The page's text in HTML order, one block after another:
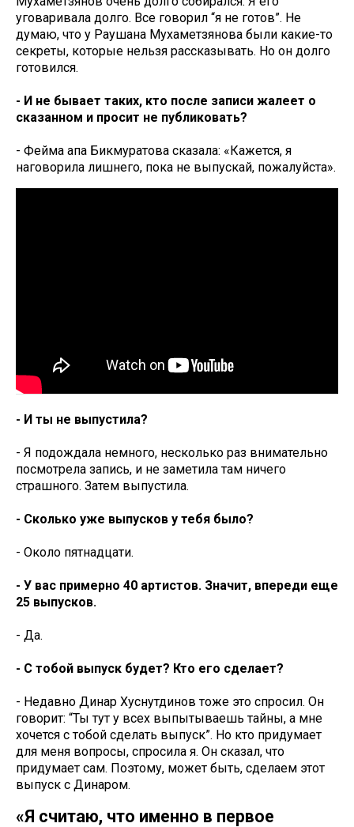
уговаривала долго. Все говорил “я не готов”. Не
думаю, что у Раушана Мухаметзянова были какие-то
секреты, которые нельзя рассказывать. Но он долго
готовился.
- И не бывает таких, кто после записи жалеет о
сказанном и просит не публиковать?
- Фейма апа Бикмуратова сказала: «Кажется, я
наговорила лишнего, пока не выпускай, пожалуйста».
- И ты не выпустила?
- Я подождала немного, несколько раз внимательно
посмотрела запись, и не заметила там ничего
страшного. Затем выпустила.
- Сколько уже выпусков у тебя было?
- Около пятнадцати.
- У вас примерно 40 артистов. Значит, впереди еще
25 выпусков.
- Да.
- С тобой выпуск будет? Кто его сделает?
- Недавно Динар Хуснутдинов тоже это спросил. Он
говорит: “Ты тут у всех выпытываешь тайны, а мне
хочется с тобой сделать выпуск”. Но кто придумает
для меня вопросы, спросила я. Он сказал, что
придумает сам. Поэтому, может быть, сделаем этот
выпуск с Динаром.
«Я считаю, что именно в первое